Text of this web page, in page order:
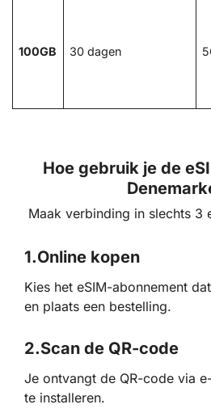
100GB 30 dagen
Hoe gebruik je de
Maak verbinding in slechts 3
1.Online kopen
Kies het eSIM-abonnement
en plaats een bestelling.
2.Scan de QR-code
Je ontvangt de QR-code via
te installeren.